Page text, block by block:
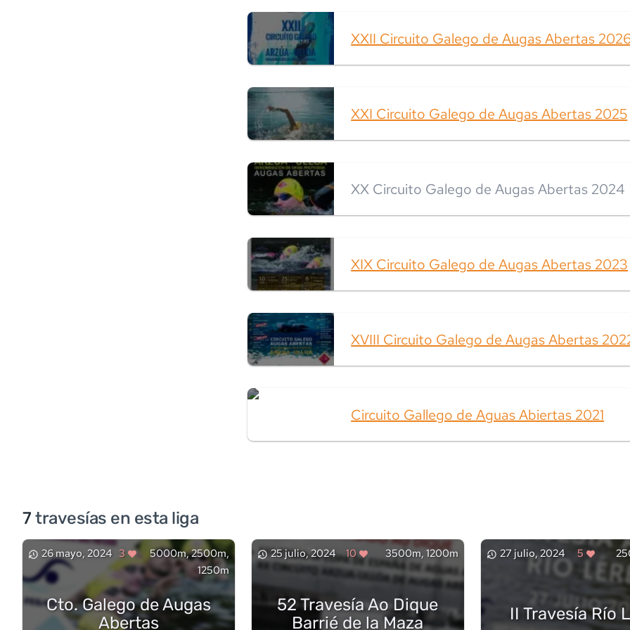
XXII Circuito Galego de Augas Abertas
XXI Circuito Galego de Augas Abertas 2025
XX Circuito Galego de Augas Abertas 2024
XIX Circuito Galego de Augas Abertas 2023
XVIII Circuito Galego de Augas Abertas
Circuito Gallego de Aguas Abiertas 2021
7 travesías en esta liga
26 mayo, 2024 3
5000m, 2500m,
1250m
Cto. Galego de Augas
Abertas
25 julio, 2024 10 3500m, 1200m
52 Travesía Ao Dique
Barrié de la Maza
27 julio, 2024 5
II Travesía Río